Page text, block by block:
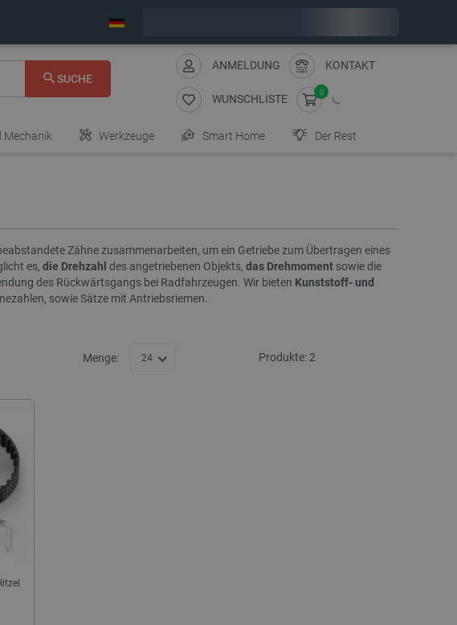
SUCHE
ANMELDUNG KONTAKT
WUNSCHLISTE
0
Mechanik Werkzeuge Smart Home Der Rest
Zähne zusammenarbeiten, um ein Getriebe zum Übertragen eines
es, die Drehzahl des angetriebenen Objekts, das Drehmomentsowie die
des Rückwärtsgangs bei Radfahrzeugen. Wir bieten Kunststoff- und
sowie Sätze mit Antriebsriemen.
Menge: 24 Produkte:2